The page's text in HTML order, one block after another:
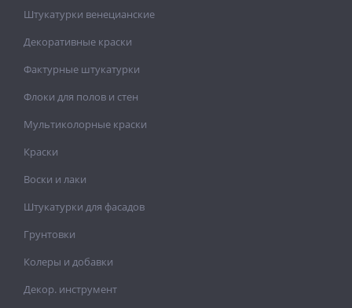
Штукатурки венецианские
Декоративные краски
Фактурные штукатурки
Флоки для полов и стен
Мультиколорные краски
Краски
Воски и лаки
Штукатурки для фасадов
Грунтовки
Колеры и добавки
Декор. инструмент